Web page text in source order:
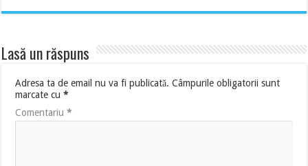
Lasă un răspuns
Adresa ta de email nu va fi publicată. Câmpurile obligatorii sunt
marcate cu*
Comentariu*